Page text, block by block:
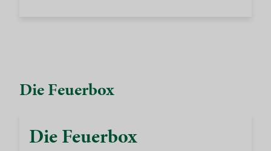
Die Feuerbox
Die Feuerbox